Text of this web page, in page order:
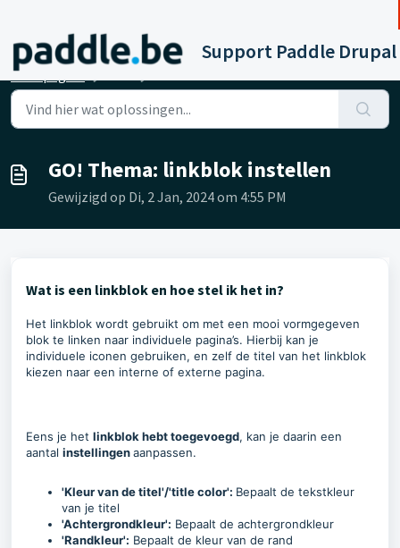
Doorgaan naar hoofdinhoud
Support Paddle Drupal
Startpagina
GO! Thema: linkblok instellen
Gewijzigd op Di, 2 Jan, 2024 om 4:55 PM
Wat is een linkblok en hoe stel ik het in?
Het linkblok wordt gebruikt om met een mooi vormgegeven
blok te linken naar individuele pagina’s. Hierbij kan je
individuele iconen gebruiken, en zelf de titel van het linkblok
kiezen naar een interne of externe pagina.
Eens je het linkblok hebt toegevoegd, kan je daarin een
aantal instellingenaanpassen.
'Kleur van de titel'/'title color': Bepaalt de tekstkleur
van je titel
'Achtergrondkleur': Bepaalt de achtergrondkleur
'Randkleur': Bepaalt de kleur van de rand